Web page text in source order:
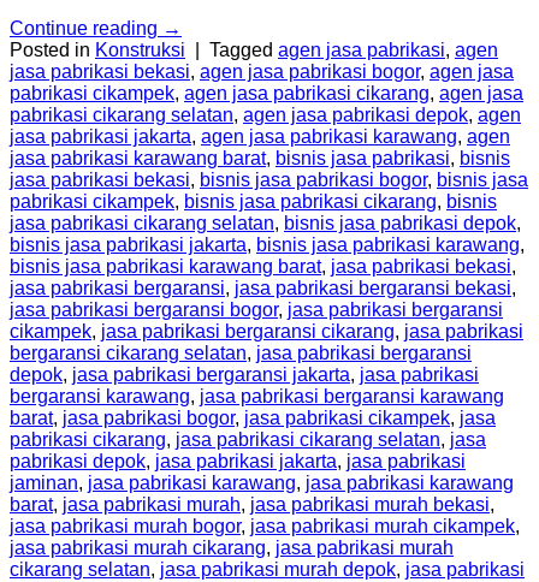
Continue reading →
Posted in Konstruksi Tagged agen jasa pabrikasi, agen
jasa pabrikasi bekasi, agen jasa pabrikasi bogor, agen jasa
pabrikasi cikampek, agen jasa pabrikasi cikarang, agen jasa
pabrikasi cikarang selatan, agen jasa pabrikasi depok, agen
jasa pabrikasi jakarta, agen jasa pabrikasi karawang, agen
jasa pabrikasi karawang barat, bisnis jasa pabrikasi, bisnis
jasa pabrikasi bekasi, bisnis jasa pabrikasi bogor, bisnis jasa
pabrikasi cikampek, bisnis jasa pabrikasi cikarang, bisnis
jasa pabrikasi cikarang selatan, bisnis jasa pabrikasi depok,
bisnis jasa pabrikasi jakarta, bisnis jasa pabrikasi karawang,
bisnis jasa pabrikasi karawang barat, jasa pabrikasi bekasi,
jasa pabrikasi bergaransi, jasa pabrikasi bergaransi bekasi,
jasa pabrikasi bergaransi bogor, jasa pabrikasi bergaransi
cikampek, jasa pabrikasi bergaransi cikarang, jasa pabrikasi
bergaransi cikarang selatan, jasa pabrikasi bergaransi
depok, jasa pabrikasi bergaransi jakarta, jasa pabrikasi
bergaransi karawang, jasa pabrikasi bergaransi karawang
barat, jasa pabrikasi bogor, jasa pabrikasi cikampek, jasa
pabrikasi cikarang, jasa pabrikasi cikarang selatan, jasa
pabrikasi depok, jasa pabrikasi jakarta, jasa pabrikasi
jaminan, jasa pabrikasi karawang, jasa pabrikasi karawang
barat, jasa pabrikasi murah, jasa pabrikasi murah bekasi,
jasa pabrikasi murah bogor, jasa pabrikasi murah cikampek,
jasa pabrikasi murah cikarang, jasa pabrikasi murah
cikarang selatan, jasa pabrikasi murah depok, jasa pabrikasi